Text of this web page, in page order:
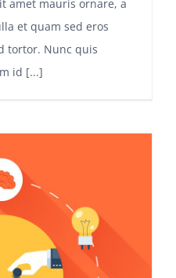
amet mauris ornare, a
et quam sed eros
tortor. Nunc quis
id [...]